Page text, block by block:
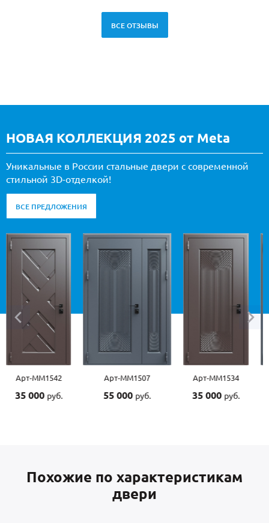
ВСЕ ОТЗЫВЫ
НОВАЯ КОЛЛЕКЦИЯ 2025 от Meta
Уникальные в России стальные двери с современной
стильной 3D-отделкой!
ВСЕ ПРЕДЛОЖЕНИЯ
Арт-ММ1542
35 000 руб.
Арт-ММ1507
55 000 руб.
Арт-ММ1534
35 000 руб.
Похожие по характеристикам
двери